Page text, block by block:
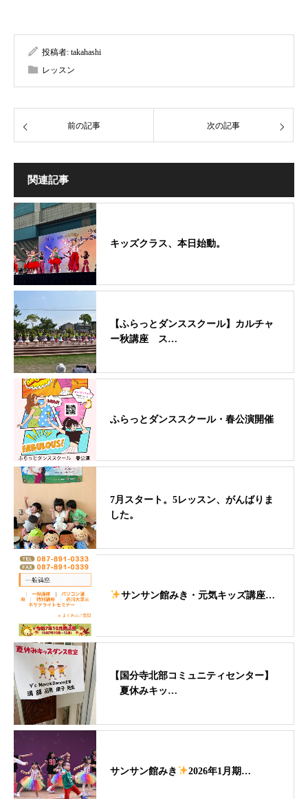
投稿者: takahashi
レッスン
前の記事 次の記事
関連記事
キッズクラス、本日始動。
【ふらっとダンススクール】カルチャ
ー秋講座 ス…
ふらっとダンススクール・春公演開催
7月スタート。5レッスン、がんばりま
した。
サンサン館みき・元気キッズ講座…
【国分寺北部コミュニティセンター】
夏休みキッ…
サンサン館みき 2026年1月期…